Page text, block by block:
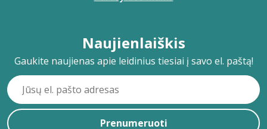
Naujienlaiškis
Gaukite naujienas apie leidinius tiesiai į savo el. paštą!
Prenumeruoti